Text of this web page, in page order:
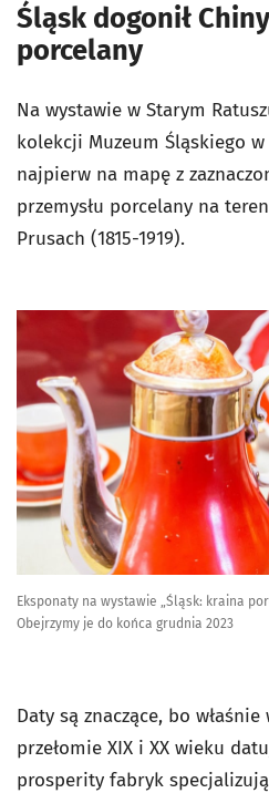
Śląsk dogonił
porcelany
Na wystawie w Starym
kolekcji Muzeum Śląskiego
najpierw na mapę z
przemysłu porcelany na
Prusach (1815-1919).
Eksponaty na wystawie „Śląsk: kraina
Obejrzymy je do końca grudnia 2023
Daty są znaczące, bo
przełomie XIX i XX wieku
prosperity fabryk